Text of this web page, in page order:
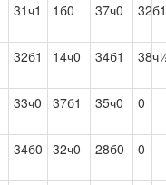
31ч1 1б0 37ч0 32б1
32б1 14ч0 34б1
33ч0 37б1 35ч0 0
34б0 32ч0 28б0 0